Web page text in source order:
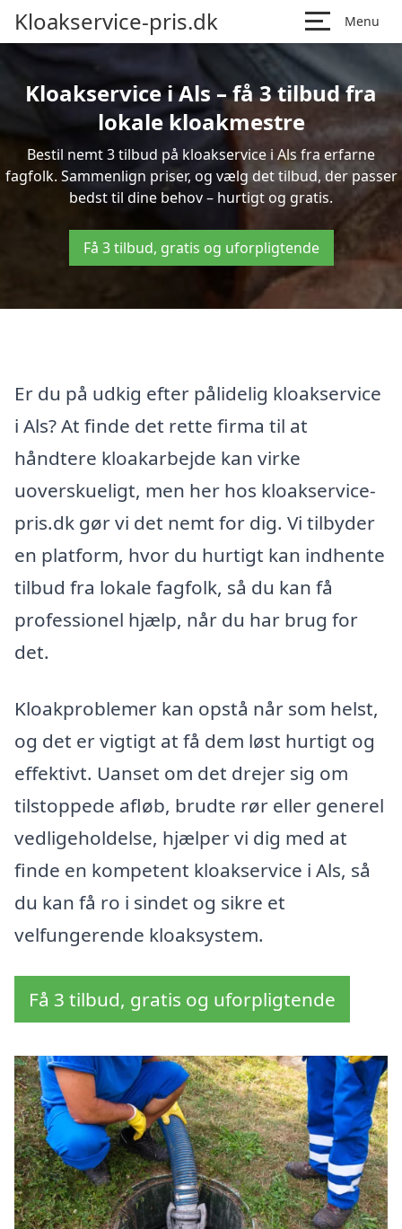
Kloakservice-pris.dk Menu
Kloakservice i Als – få 3 tilbud fra
lokale kloakmestre
Bestil nemt 3 tilbud på kloakservice i Als fra erfarne
fagfolk. Sammenlign priser, og vælg det tilbud, der passer
bedst til dine behov – hurtigt og gratis.
Få 3 tilbud, gratis og uforpligtende
Er du på udkig efter pålidelig kloakservice
i Als? At finde det rette firma til at
håndtere kloakarbejde kan virke
uoverskueligt, men her hos kloakservice-
pris.dk gør vi det nemt for dig. Vi tilbyder
en platform, hvor du hurtigt kan indhente
tilbud fra lokale fagfolk, så du kan få
professionel hjælp, når du har brug for
det.
Kloakproblemer kan opstå når som helst,
og det er vigtigt at få dem løst hurtigt og
effektivt. Uanset om det drejer sig om
tilstoppede afløb, brudte rør eller generel
vedligeholdelse, hjælper vi dig med at
finde en kompetent kloakservice i Als, så
du kan få ro i sindet og sikre et
velfungerende kloaksystem.
Få 3 tilbud, gratis og uforpligtende